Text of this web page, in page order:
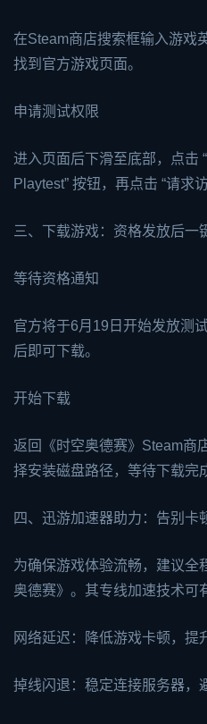
在Steam商店搜索框输入游戏
找到官方游戏页面。
申请测试权限
进入页面后下滑至底部，点击
Playtest” 按钮，再点击 “请求
三、下载游戏：资格发放后一
等待资格通知
官方将于6月19日开始发放测
后即可下载。
开始下载
返回《时空奥德赛》Steam商
择安装磁盘路径，等待下载完
四、迅游加速器助力：告别卡
为确保游戏体验流畅，建议全
奥德赛》。其专线加速技术可
网络延迟：降低游戏卡顿，提
掉线闪退：稳定连接服务器，